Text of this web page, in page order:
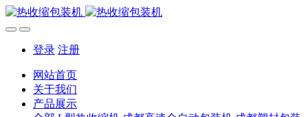
登录 注册
网站首页
关于我们
产品展示